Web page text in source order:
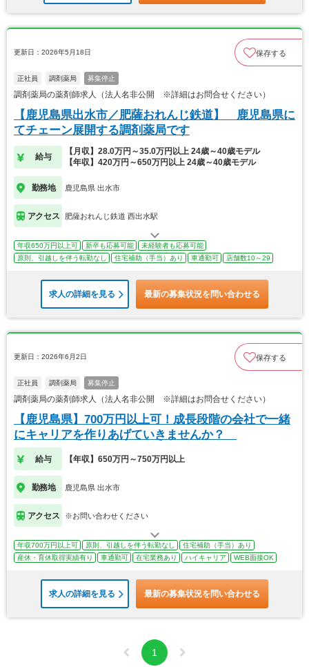
更新日：2026年5月18日 保存する
正社員 調剤薬局 募集停止
調剤薬局の薬剤師求人（法人名非公開 ※詳細はお問合せください）
【鹿児島県出水市／肥薩おれんじ鉄道】 鹿児島県に
てチェーン展開する調剤薬局です
給与
【月収】28.0万円～35.0万円以上 24歳～40歳モデル
【年収】420万円～650万円以上 24歳～40歳モデル
勤務地 鹿児島県 出水市
アクセス 肥薩おれんじ鉄道 西出水駅
年収650万円以上可 新卒も応募可能
未経験者も応募可能
原則、引越しを伴う転勤なし
住宅補助（手当）あり 車通勤可 店舗数10～29
求人の詳細を見る 最新の募集状況を問い合わせる
更新日：2026年6月2日 保存する
正社員 調剤薬局 募集停止
調剤薬局の薬剤師求人（法人名非公開 ※詳細はお問合せください）
【鹿児島県】700万円以上可！成長段階の会社で一緒
にキャリアを作りあげていきませんか？
給与 【年収】650万円～750万円以上
勤務地 鹿児島県 出水市
アクセス ※お問い合わせください
年収700万円以上可 原則、引越しを伴う転勤なし
住宅補助（手当）あり
産休・育休取得実績有り
車通勤可 在宅業務あり ハイキャリア WEB面接OK
求人の詳細を見る 最新の募集状況を問い合わせる
1